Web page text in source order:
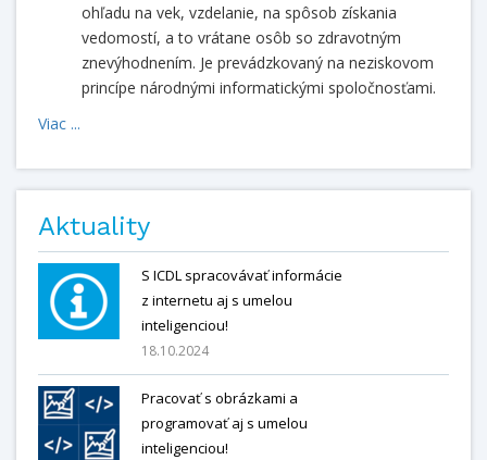
ohľadu na vek, vzdelanie, na spôsob získania
vedomostí, a to vrátane osôb so zdravotným
znevýhodnením. Je prevádzkovaný na neziskovom
princípe národnými informatickými spoločnosťami.
Viac ...
Aktuality
S ICDL spracovávať informácie
z internetu aj s umelou
inteligenciou!
18.10.2024
Pracovať s obrázkami a
programovať aj s umelou
inteligenciou!